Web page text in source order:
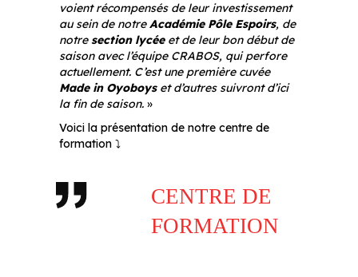
voient récompensés de leur investissement
au sein de notreAcadémie Pôle Espoirs, de
notresection lycéeet de leur bon début de
saison avec l’équipe CRABOS, qui perfore
actuellement. C’est une première cuvée
Made in Oyoboyset d’autres suivront d’ici
la fin de saison. »
Voici la présentation de notre centre de
formation ⤵️
CENTRE DE
FORMATION